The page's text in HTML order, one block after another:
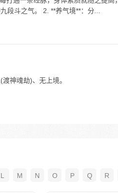
段斗之气。 2. **养气境**：分...
神魂劫)、无上境。
L M N O P Q R